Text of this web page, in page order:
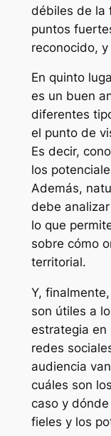
débiles de la
puntos
reconocido,
En quinto
es un buen
diferentes
el punto de
Es decir,
los
Además,
debe
lo que
sobre cómo
territorial.
Y,
son útiles a
estrategia en
redes
audiencia
cuáles son
caso y
fieles y los